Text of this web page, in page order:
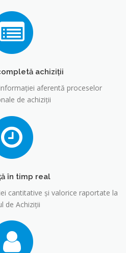
achiziţii
aferentă proceselor
de achiziţii
în timp real
cantitative și valorice raportate la
de Achiziţii